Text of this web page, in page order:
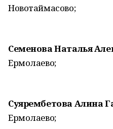
Новотаймасово;
Семенова Наталья
Ермолаево;
Суярембетова Алина
Ермолаево;